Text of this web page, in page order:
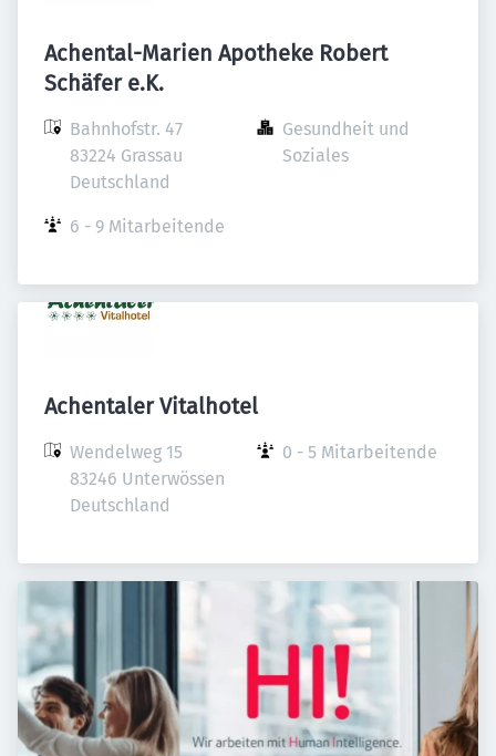
Achental-Marien Apotheke Robert
Schäfer e.K.
Bahnhofstr. 47
83224 Grassau
Deutschland
Gesundheit und
Soziales
6 - 9 Mitarbeitende
Achentaler Vitalhotel
Wendelweg 15
83246 Unterwössen
Deutschland
0 - 5 Mitarbeitende